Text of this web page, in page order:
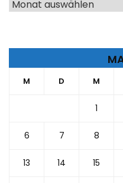
M D M
1
6 7 8
13 14 15